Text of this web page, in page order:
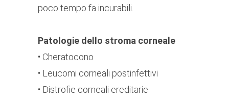
poco tempo fa incurabili.
Patologie dello stroma corneale
• Cheratocono
• Leucomi corneali postinfettivi
• Distrofie corneali ereditarie